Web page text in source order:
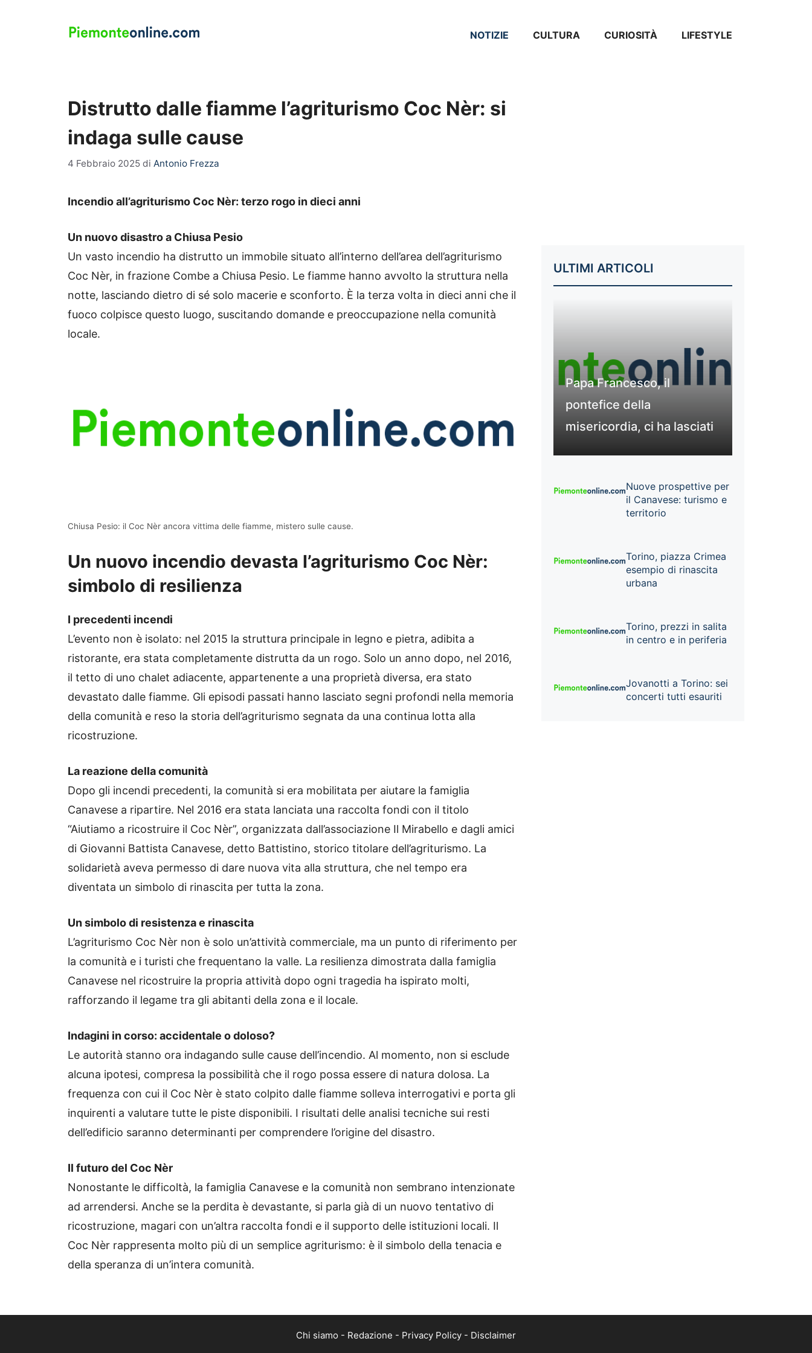
NOTIZIE CULTURA CURIOSITÀ LIFESTYLE
Distrutto dalle fiamme l’agriturismo Coc Nèr: si
indaga sulle cause
4 Febbraio 2025 di Antonio Frezza
Incendio all’agriturismo Coc Nèr: terzo rogo in dieci anni
Un nuovo disastro a Chiusa Pesio
Un vasto incendio ha distrutto un immobile situato all’interno dell’area dell’agriturismo
Coc Nèr, in frazione Combe a Chiusa Pesio. Le fiamme hanno avvolto la struttura nella
notte, lasciando dietro di sé solo macerie e sconforto. È la terza volta in dieci anni che il
fuoco colpisce questo luogo, suscitando domande e preoccupazione nella comunità
locale.
Chiusa Pesio: il Coc Nèr ancora vittima delle fiamme, mistero sulle cause.
Un nuovo incendio devasta l’agriturismo Coc Nèr:
simbolo di resilienza
I precedenti incendi
L’evento non è isolato: nel 2015 la struttura principale in legno e pietra, adibita a
ristorante, era stata completamente distrutta da un rogo. Solo un anno dopo, nel 2016,
il tetto di uno chalet adiacente, appartenente a una proprietà diversa, era stato
devastato dalle fiamme. Gli episodi passati hanno lasciato segni profondi nella memoria
della comunità e reso la storia dell’agriturismo segnata da una continua lotta alla
ricostruzione.
La reazione della comunità
Dopo gli incendi precedenti, la comunità si era mobilitata per aiutare la famiglia
Canavese a ripartire. Nel 2016 era stata lanciata una raccolta fondi con il titolo
“Aiutiamo a ricostruire il Coc Nèr”, organizzata dall’associazione Il Mirabello e dagli amici
di Giovanni Battista Canavese, detto Battistino, storico titolare dell’agriturismo. La
solidarietà aveva permesso di dare nuova vita alla struttura, che nel tempo era
diventata un simbolo di rinascita per tutta la zona.
Un simbolo di resistenza e rinascita
L’agriturismo Coc Nèr non è solo un’attività commerciale, ma un punto di riferimento per
la comunità e i turisti che frequentano la valle. La resilienza dimostrata dalla famiglia
Canavese nel ricostruire la propria attività dopo ogni tragedia ha ispirato molti,
rafforzando il legame tra gli abitanti della zona e il locale.
Indagini in corso: accidentale o doloso?
Le autorità stanno ora indagando sulle cause dell’incendio. Al momento, non si esclude
alcuna ipotesi, compresa la possibilità che il rogo possa essere di natura dolosa. La
frequenza con cui il Coc Nèr è stato colpito dalle fiamme solleva interrogativi e porta gli
inquirenti a valutare tutte le piste disponibili. I risultati delle analisi tecniche sui resti
dell’edificio saranno determinanti per comprendere l’origine del disastro.
Il futuro del Coc Nèr
Nonostante le difficoltà, la famiglia Canavese e la comunità non sembrano intenzionate
ad arrendersi. Anche se la perdita è devastante, si parla già di un nuovo tentativo di
ricostruzione, magari con un’altra raccolta fondi e il supporto delle istituzioni locali. Il
Coc Nèr rappresenta molto più di un semplice agriturismo: è il simbolo della tenacia e
della speranza di un’intera comunità.
ULTIMI ARTICOLI
Papa Francesco, il
pontefice della
misericordia, ci ha lasciati
Nuove prospettive per
il Canavese: turismo e
territorio
Torino, piazza Crimea
esempio di rinascita
urbana
Torino, prezzi in salita
in centro e in periferia
Jovanotti a Torino: sei
concerti tutti esauriti
Chi siamo - Redazione - Privacy Policy - Disclaimer